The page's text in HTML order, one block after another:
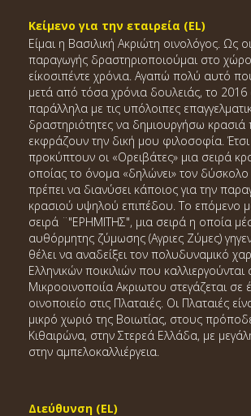
Κείμενο για την εταιρεία (EL)
Είμαι η Βασιλική Ακριώτη οινολόγος. Ως
παραγωγής δραστηριοποιούμαι στο
είκοσιπέντε χρόνια. Αγαπώ πολύ αυτό
μετά από τόσα χρόνια δουλειάς, το
παράλληλα με τις υπόλοιπες
δραστηριότητες να δημιουργήσω
εκφράζουν την δική μου φιλοσοφία.
προκύπτουν οι «Ορειβάτες» μια σειρά
οποίας το όνομα «δηλώνει» τον
πρέπει να διανύσει κάποιος για την
κρασιού υψηλού επιπέδου. Το επόμενο
σειρά ¨"ΕΡΗΜΙΤΗΣ", μια σειρά η οποία
αυθόρμητης ζύμωσης (Αγριες Ζύμες)
θέλει να αναδείξει τον πολυδυναμικό
Ελληνικών ποικιλιών που
Μικροοινοποιία Ακριωτου στεγάζεται σε
οινοποιείο στις Πλαταιές. Οι Πλαταιές
μικρό χωριό της Βοιωτίας, στους
Κιθαιρώνα, στην Στερεά Ελλάδα, με
στην αμπελοκαλλιέργεια.
Διεύθυνση (EL)